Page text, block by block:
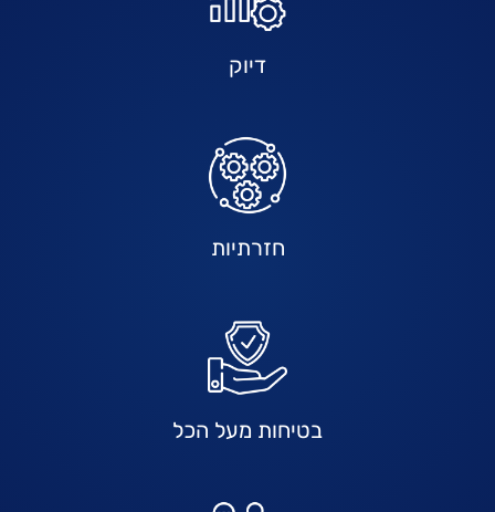
דיוק
חזרתיות
בטיחות מעל הכל